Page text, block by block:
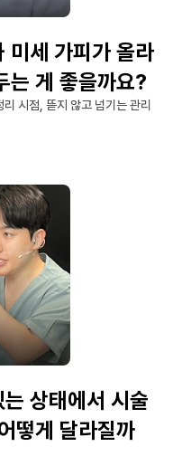
미세 가피가 올라
는 게 좋을까요?
시점, 뜯지 않고 넘기는 관리
상태에서 시술
떻게 달라질까